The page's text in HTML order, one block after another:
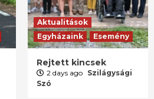
Aktualitások
Egyházaink
Esemény
Rejtett kincsek
2 days ago Szilágysági
Szó